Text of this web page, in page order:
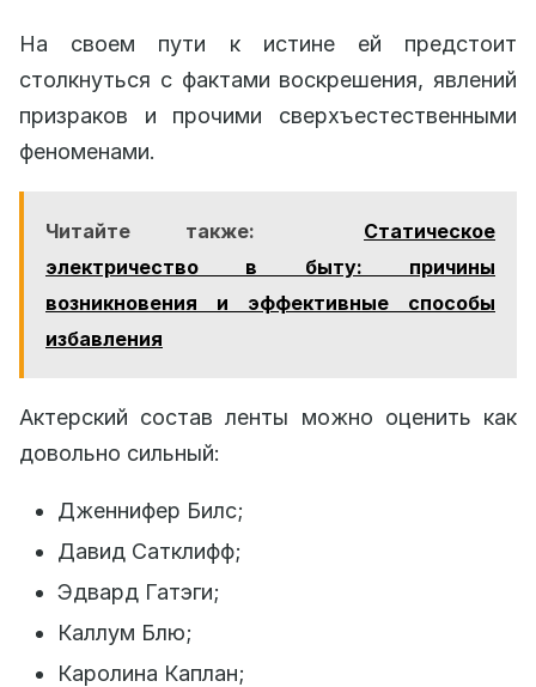
На своем пути к истине ей предстоит
столкнуться с фактами воскрешения, явлений
призраков и прочими сверхъестественными
феноменами.
Читайте также:
Статическое
электричество в быту: причины
возникновения и эффективные способы
избавления
Актерский состав ленты можно оценить как
довольно сильный:
Дженнифер Билс;
Давид Сатклифф;
Эдвард Гатэги;
Каллум Блю;
Каролина Каплан;